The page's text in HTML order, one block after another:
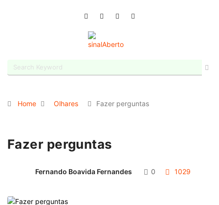
Home Olhares Fazer perguntas
Fazer perguntas
Fernando Boavida Fernandes 0 1029